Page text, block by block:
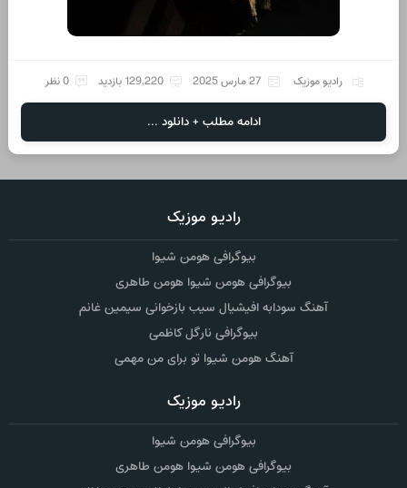
رادیو موزیک 27 مارس 2025 129,220 بازدید 0 نظر
ادامه مطلب + دانلود ...
رادیو موزیک
بیوگرافی هومن شیوا
بیوگرافی هومن شیوا هومن طاهری
آهنگ سودابه افیشیال سیب بازخوانی سیمین غانم
بیوگرافی نارگل کاظمی
آهنگ هومن شیوا تو برای من مهمی
رادیو موزیک
بیوگرافی هومن شیوا
بیوگرافی هومن شیوا هومن طاهری